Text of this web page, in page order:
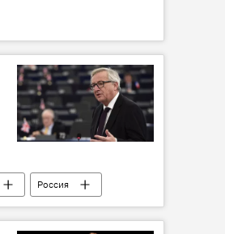
Россия